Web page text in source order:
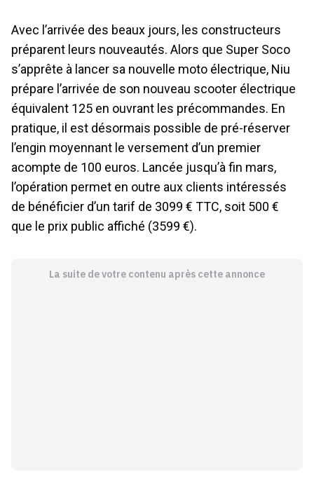
Avec l’arrivée des beaux jours, les constructeurs
préparent leurs nouveautés. Alors que Super Soco
s’apprête à lancer sa nouvelle moto électrique, Niu
prépare l’arrivée de son nouveau scooter électrique
équivalent 125 en ouvrant les précommandes. En
pratique, il est désormais possible de pré-réserver
l’engin moyennant le versement d’un premier
acompte de 100 euros. Lancée jusqu’à fin mars,
l’opération permet en outre aux clients intéressés
de bénéficier d’un tarif de 3099 € TTC, soit 500 €
que le prix public affiché (3599 €).
La suite de votre contenu après cette annonce